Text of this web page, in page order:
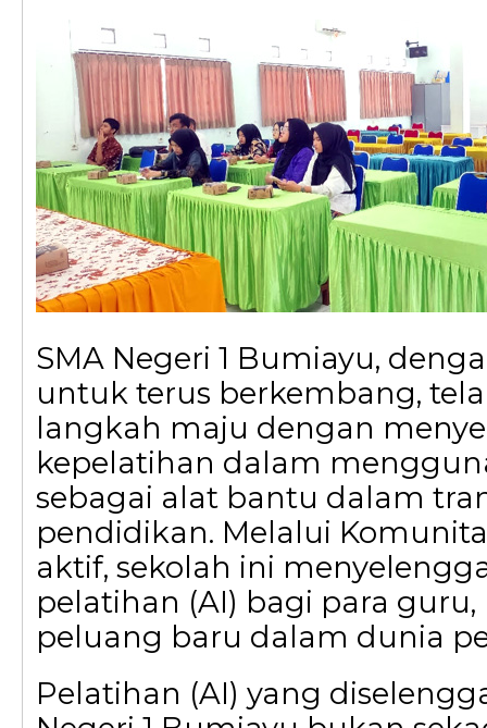
SMA Negeri 1 Bumiayu,
untuk terus berkembang,
langkah maju dengan
kepelatihan dalam
sebagai alat bantu dalam
pendidikan. Melalui
aktif, sekolah ini
pelatihan (AI) bagi para
peluang baru dalam dunia
Pelatihan (AI) yang